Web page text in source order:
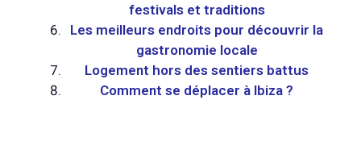
festivals et traditions
Les meilleurs endroits pour découvrir la
gastronomie locale
Logement hors des sentiers battus
Comment se déplacer à Ibiza ?